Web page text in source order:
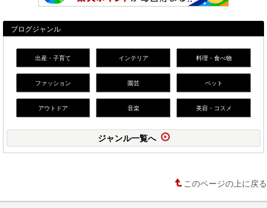
ブログジャンル
出産・子育て インテリア 料理・食べ物
ファッション 園芸 ペット
アウトドア 音楽 美容・コスメ
ジャンル一覧へ
このページの上に戻る